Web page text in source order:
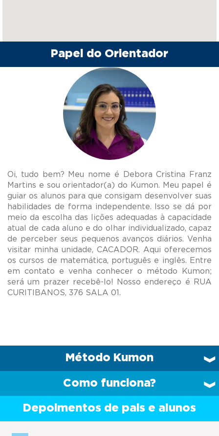
Papel do Orientador
Oi, tudo bem? Meu nome é Debora Cristina Franz
Martins e sou orientador(a) do Kumon. Meu papel é
guiar os alunos para que consigam desenvolver suas
habilidades de forma independente. Isso se dá por
meio da escolha das lições adequadas à capacidade
atual de cada aluno e do olhar individualizado, capaz
de perceber seus pequenos avanços diários. Venha
visitar minha unidade, CACADOR. Aqui oferecemos
os cursos de matemática, português e inglês. Entre
em contato e venha conhecer o método Kumon;
será um prazer recebê-lo! Nosso endereço é RUA
Método Kumon
Como funciona?
Depoimentos de pais e alunos